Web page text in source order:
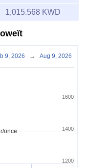
1,015.568 KWD
once
1200
1400
1600
Feb 9, 2026 → Aug 9, 2026